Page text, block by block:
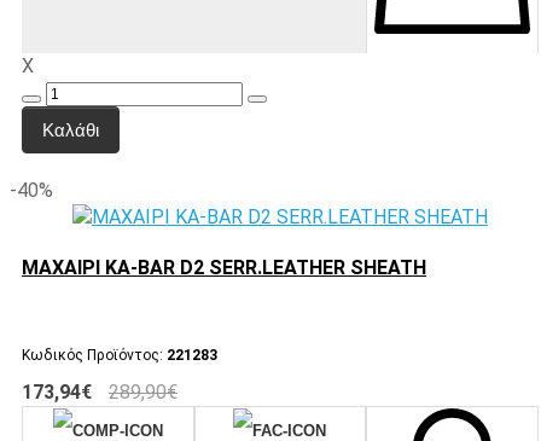
X
Καλάθι
-40%
ΜΑΧΑΙΡΙ KA-BAR D2 SERR.LEATHER SHEATH
Κωδικός Προϊόντος: 221283
173,94€ 289,90€